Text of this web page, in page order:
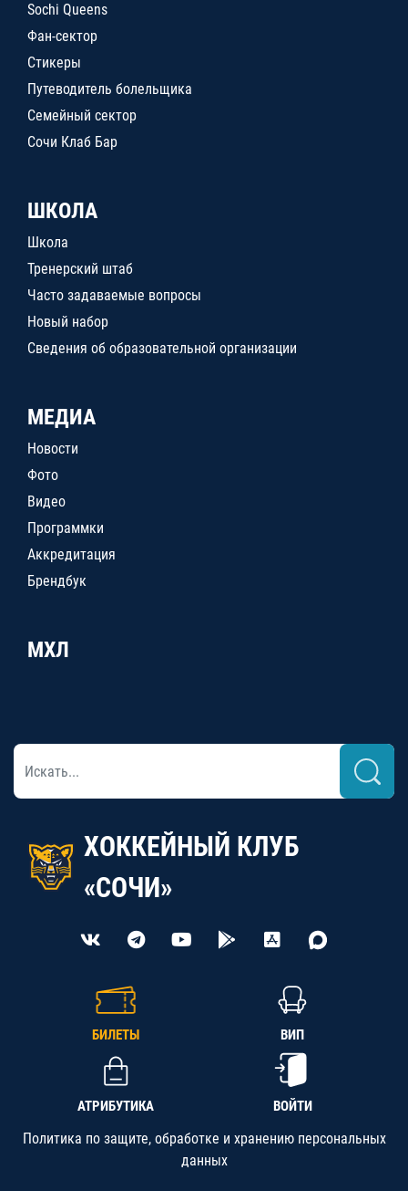
Sochi Queens
Фан-сектор
Стикеры
Путеводитель болельщика
Семейный сектор
Сочи Клаб Бар
ШКОЛА
Школа
Тренерский штаб
Часто задаваемые вопросы
Новый набор
Сведения об образовательной организации
МЕДИА
Новости
Фото
Видео
Программки
Аккредитация
Брендбук
МХЛ
ХОККЕЙНЫЙ КЛУБ
«СОЧИ»
БИЛЕТЫ ВИП
АТРИБУТИКА ВОЙТИ
Политика по защите, обработке и хранению персональных
данных